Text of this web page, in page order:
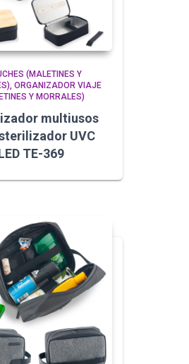
(MALETINES Y
ORGANIZADOR VIAJE
Y MORRALES)
multiusos
UVC
TE-369